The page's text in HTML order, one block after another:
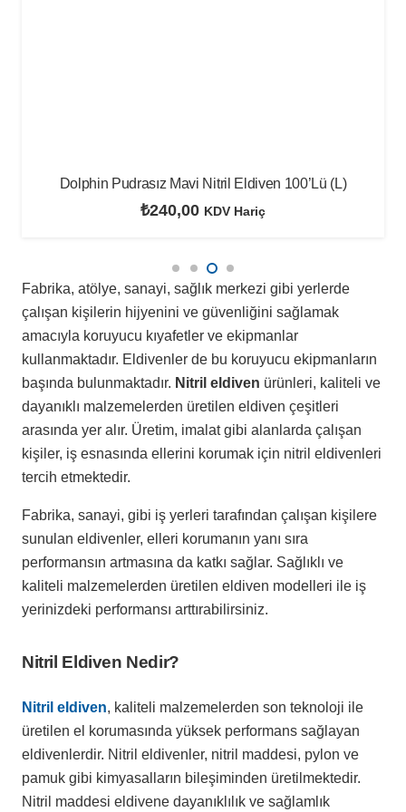
Dolphin Pudrasız Mavi Nitril Eldiven 100’Lü (L)
₺240,00 KDV Hariç
Fabrika, atölye, sanayi, sağlık merkezi gibi yerlerde
çalışan kişilerin hijyenini ve güvenliğini sağlamak
amacıyla koruyucu kıyafetler ve ekipmanlar
kullanmaktadır. Eldivenler de bu koruyucu ekipmanların
başında bulunmaktadır. Nitril eldiven ürünleri, kaliteli ve
dayanıklı malzemelerden üretilen eldiven çeşitleri
arasında yer alır. Üretim, imalat gibi alanlarda çalışan
kişiler, iş esnasında ellerini korumak için nitril eldivenleri
tercih etmektedir.
Fabrika, sanayi, gibi iş yerleri tarafından çalışan kişilere
sunulan eldivenler, elleri korumanın yanı sıra
performansın artmasına da katkı sağlar. Sağlıklı ve
kaliteli malzemelerden üretilen eldiven modelleri ile iş
yerinizdeki performansı arttırabilirsiniz.
Nitril Eldiven Nedir?
Nitril eldiven, kaliteli malzemelerden son teknoloji ile
üretilen el korumasında yüksek performans sağlayan
eldivenlerdir. Nitril eldivenler, nitril maddesi, pylon ve
pamuk gibi kimyasalların bileşiminden üretilmektedir.
Nitril maddesi eldivene dayanıklılık ve sağlamlık